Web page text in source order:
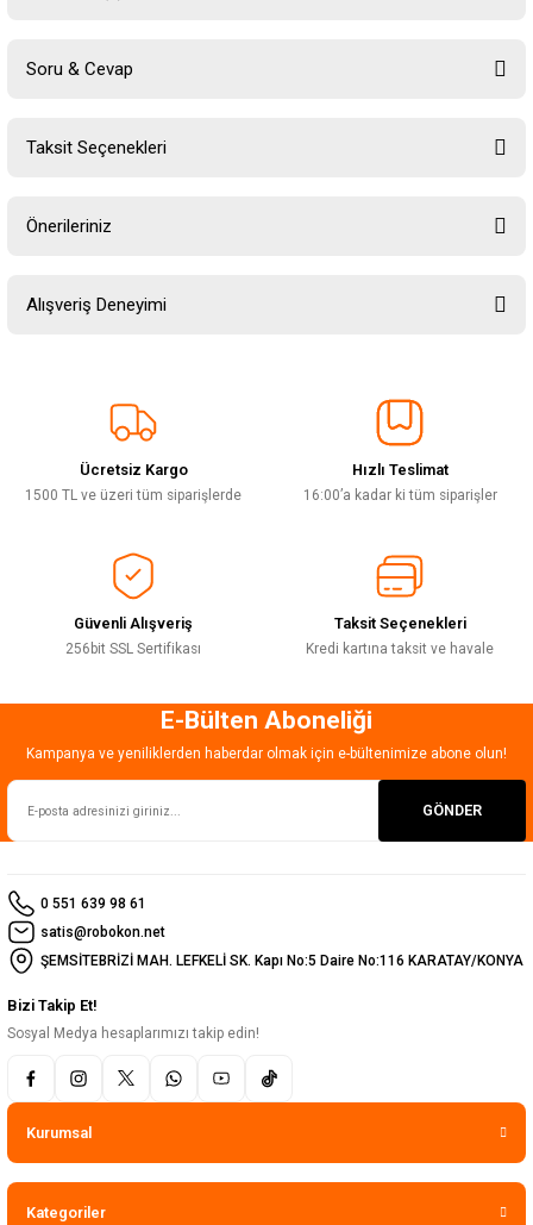
Soru & Cevap
Taksit Seçenekleri
Önerileriniz
Bu ürünün fiyat bilgisi, resim, ürün açıklamalarında ve diğer konularda
yetersiz gördüğünüz noktaları öneri formunu kullanarak tarafımıza
Ürün resmi kalitesiz, bozuk veya görüntülenemiyor.
Ürün açıklamasında eksik bilgiler bulunuyor.
Ürün bilgilerinde hatalar bulunuyor.
Bu ürüne benzer farklı alternatifler olmalı.
Gönder
Alışveriş Deneyimi
Deneyimini Paylaş
Ücretsiz Kargo
1500 TL ve üzeri tüm siparişlerde
Hızlı Teslimat
16:00’a kadar ki tüm siparişler
Güvenli Alışveriş
256bit SSL Sertifikası
Taksit Seçenekleri
Kredi kartına taksit ve havale
E-Bülten Aboneliği
Kampanya ve yeniliklerden haberdar olmak için e-bültenimize abone olun!
GÖNDER
0 551 639 98 61
satis@robokon.net
ŞEMSİTEBRİZİ MAH. LEFKELİ SK. Kapı No:5 Daire No:116 KARATAY/KONYA
Bizi Takip Et!
Sosyal Medya hesaplarımızı takip edin!
Kurumsal
Kategoriler